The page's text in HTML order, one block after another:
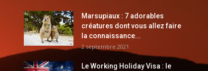
Marsupiaux : 7 adorables
créatures dont vous allez faire
la connaissance...
2 septembre 2021
Le Working Holiday Visa : le